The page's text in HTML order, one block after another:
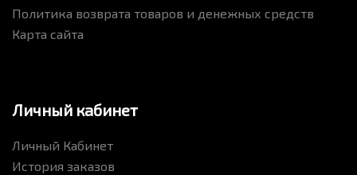
Политика возврата товаров и денежных средств
Карта сайта
Личный кабинет
Личный Кабинет
История заказов